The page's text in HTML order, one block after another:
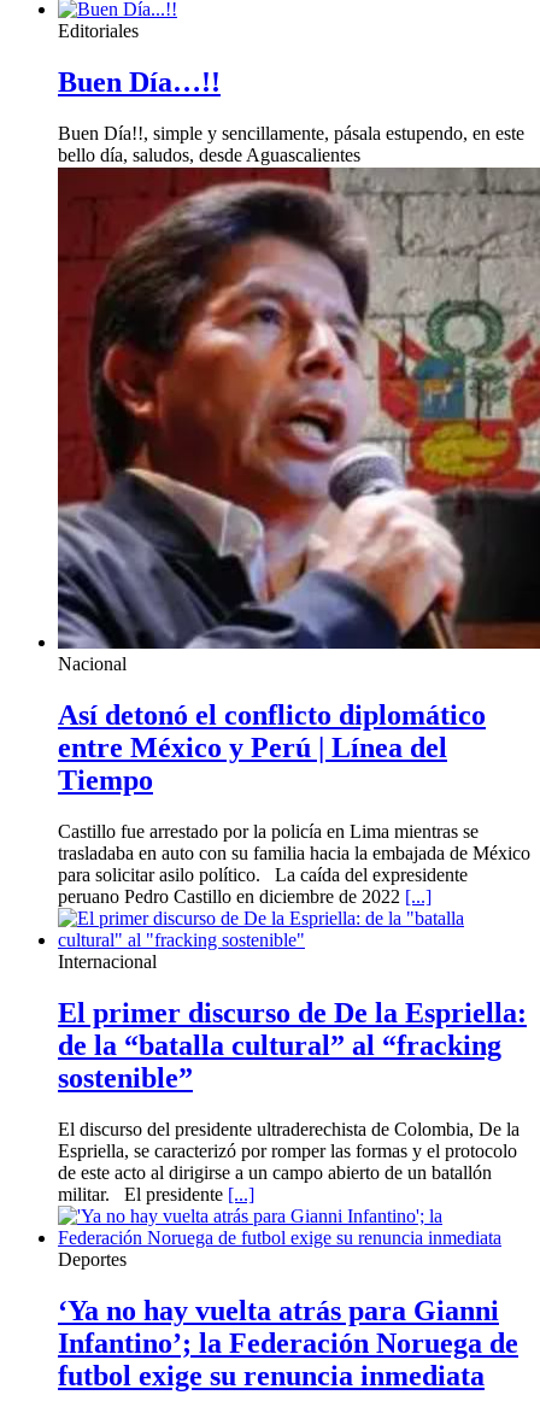
Editoriales
Buen Día…!!
Buen Día!!, simple y sencillamente, pásala estupendo, en este
bello día, saludos, desde Aguascalientes
Nacional
Así detonó el conflicto diplomático
entre México y Perú | Línea del
Tiempo
Castillo fue arrestado por la policía en Lima mientras se
trasladaba en auto con su familia hacia la embajada de México
para solicitar asilo político. La caída del expresidente
peruano Pedro Castillo en diciembre de 2022 [...]
Internacional
El primer discurso de De la Espriella:
de la “batalla cultural” al “fracking
sostenible”
El discurso del presidente ultraderechista de Colombia, De la
Espriella, se caracterizó por romper las formas y el protocolo
de este acto al dirigirse a un campo abierto de un batallón
militar. El presidente [...]
Deportes
‘Ya no hay vuelta atrás para Gianni
Infantino’; la Federación Noruega de
futbol exige su renuncia inmediata